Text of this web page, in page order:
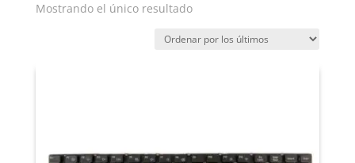
Mostrando el único resultado